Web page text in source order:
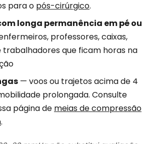
para o pós-cirúrgico.
longa permanência em pé ou
professores, caixas,
trabalhadores que ficam horas na
— voos ou trajetos acima de 4
prolongada. Consulte
página de meias de compressão
.